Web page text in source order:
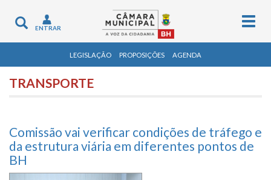
Toggle
navigation
ENTRAR
LEGISLAÇÃO PROPOSIÇÕES AGENDA
TRANSPORTE
Comissão vai verificar condições de tráfego e
da estrutura viária em diferentes pontos de
BH